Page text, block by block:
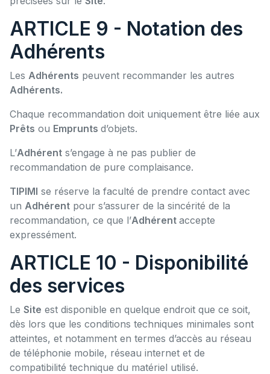
ARTICLE 9 - Notation des
Adhérents
Les Adhérents peuvent recommander les autres
Adhérents.
Chaque recommandation doit uniquement être liée aux
Prêts ou Emprunts d’objets.
L’Adhérent s’engage à ne pas publier de
recommandation de pure complaisance.
TIPIMI se réserve la faculté de prendre contact avec
un Adhérent pour s’assurer de la sincérité de la
recommandation, ce que l’Adhérent accepte
expressément.
ARTICLE 10 - Disponibilité
des services
Le Site est disponible en quelque endroit que ce soit,
dès lors que les conditions techniques minimales sont
atteintes, et notamment en termes d’accès au réseau
de téléphonie mobile, réseau internet et de
compatibilité technique du matériel utilisé.